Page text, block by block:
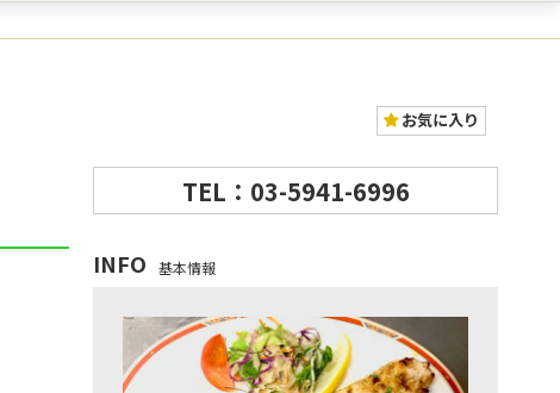
お気に入り
TEL：03-5941-6996
INFO 基本情報